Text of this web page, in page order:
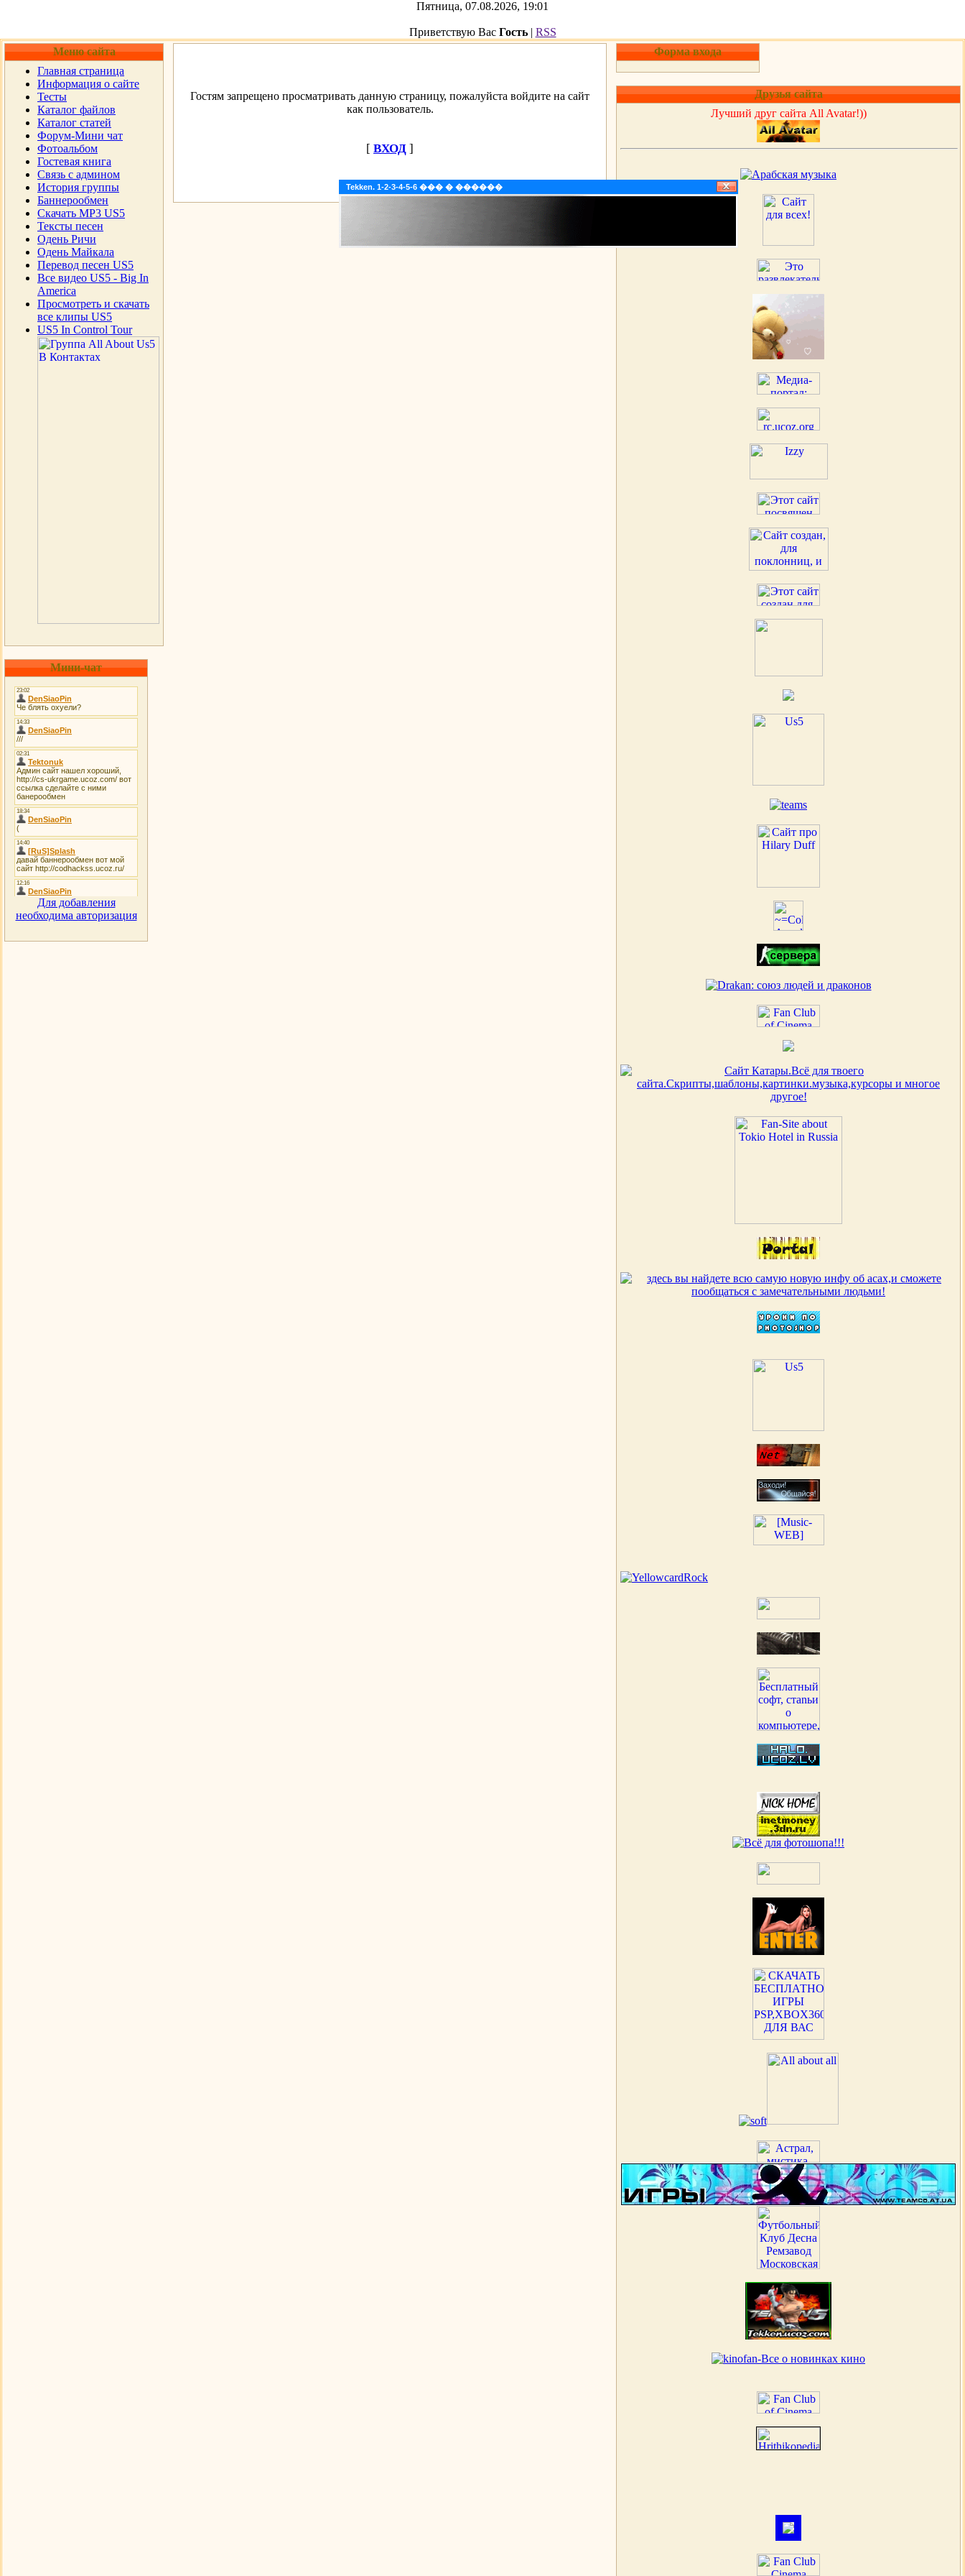
Пятница, 07.08.2026, 19:01
Приветствую Вас Гость| RSS
Меню сайта
Главная страница
Информация о сайте
Тесты
Каталог файлов
Каталог статей
Форум-Мини чат
Фотоальбом
Гостевая книга
Cвязь с админом
История группы
Баннерообмен
Скачать MP3 US5
Тексты песен
Одень Ричи
Одень Майкала
Перевод песен US5
Все видео US5 - Big In
America
Просмотреть и скачать
все клипы US5
US5 In Control Tour
Tekken. 1-2-3-4-5-6 ��� � ������
Мини-чат
Для добавления
необходима авторизация
Гостям запрещено просматривать данную страницу, пожалуйста войдите на сайт
как пользователь.
[ ВХОД ]
Форма входа
Друзья сайта
Лучший друг сайта All Avatar!))